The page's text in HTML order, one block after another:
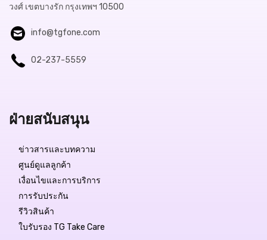
วงศ์ เขตบางรัก กรุงเทพฯ 10500
info@tgfone.com
02-237-5559
ฝ่ายสนับสนุน
ข่าวสารและบทความ
ศูนย์ดูแลลูกค้า
เงื่อนไขและการบริการ
การรับประกัน
รีวิวสินค้า
ใบรับรอง TG Take Care